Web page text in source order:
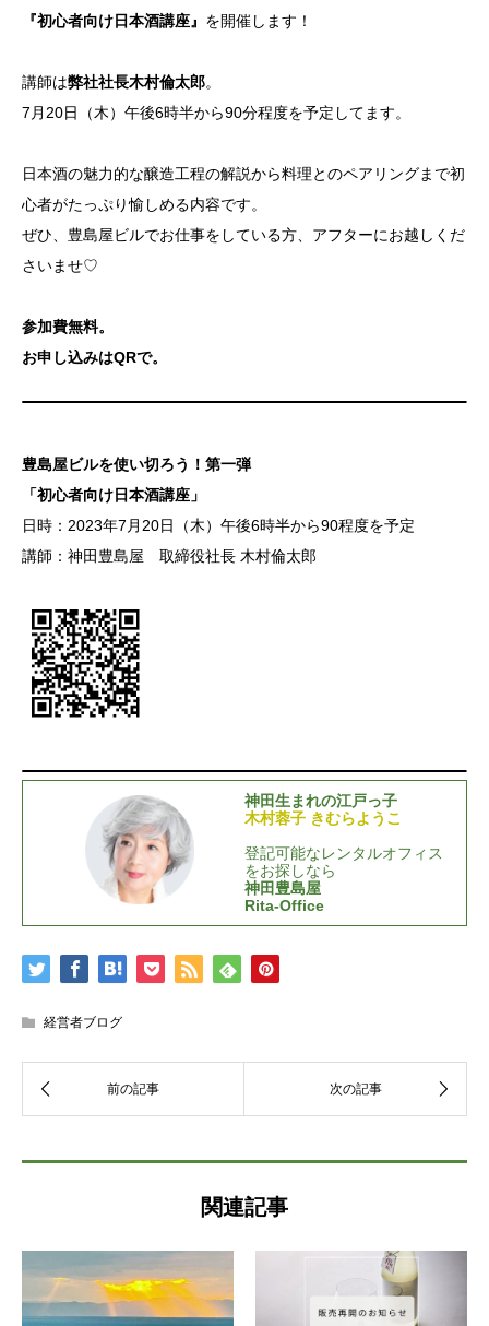
『初心者向け日本酒講座』 を開催します！
講師は弊社社長木村倫太郎。
7月20日（木）午後6時半から90分程度を予定してます。
日本酒の魅力的な醸造工程の解説から料理とのペアリングまで初
心者がたっぷり愉しめる内容です。
ぜひ、豊島屋ビルでお仕事をしている方、アフターにお越しくだ
さいませ♡
参加費無料。
お申し込みはQRで。
豊島屋ビルを使い切ろう！第一弾
「初心者向け日本酒講座」
日時：2023年7月20日（木）午後6時半から90程度を予定
講師：神田豊島屋 取締役社長 木村倫太郎
神田生まれの江戸っ子
木村蓉子 きむらようこ
登記可能なレンタルオフィス
をお探しなら
神田豊島屋
Rita-Office
経営者ブログ
関連記事